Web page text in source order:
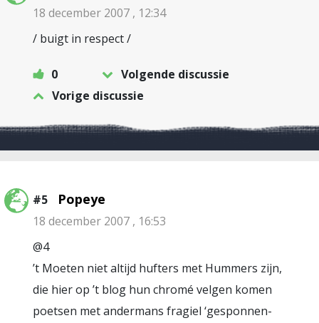
18 december 2007 , 12:34
/ buigt in respect /
0
Volgende discussie
Vorige discussie
#5 Popeye
18 december 2007 , 16:53
@4
’t Moeten niet altijd hufters met Hummers zijn,
die hier op ’t blog hun chromé velgen komen
poetsen met andermans fragiel ‘gesponnen-